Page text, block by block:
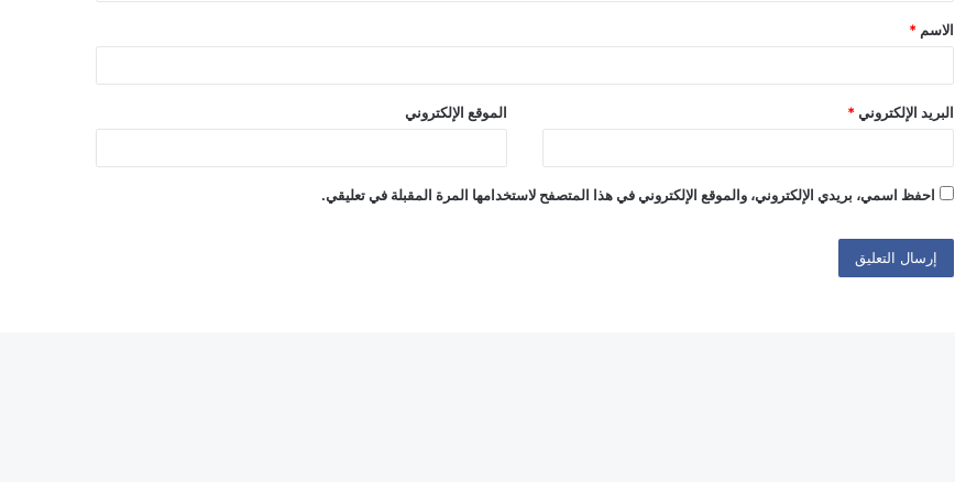
*
الاسم *
البريد الإلكتروني * الموقع الإلكتروني
احفظ اسمي، بريدي الإلكتروني، والموقع الإلكتروني في هذا المتصفح لاستخدامها المرة المقبلة في تعليقي.